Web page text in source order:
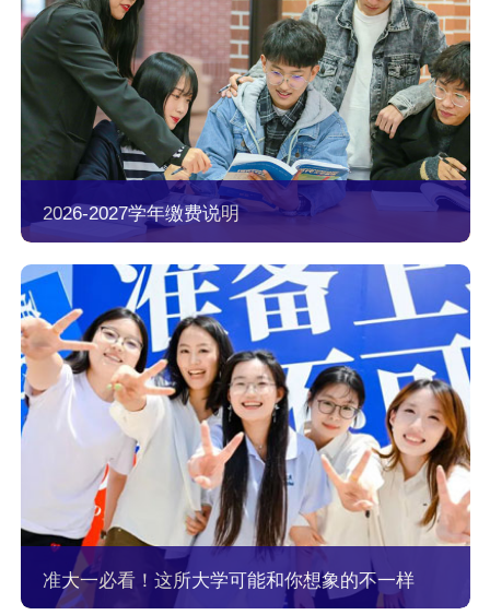
2026-2027学年缴费说明
准大一必看！这所大学可能和你想象的不一样